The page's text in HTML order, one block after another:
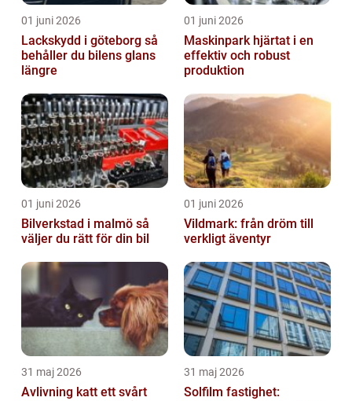
01 juni 2026
Lackskydd i göteborg så
behåller du bilens glans
längre
01 juni 2026
Maskinpark hjärtat i en
effektiv och robust
produktion
01 juni 2026
Bilverkstad i malmö så
väljer du rätt för din bil
01 juni 2026
Vildmark: från dröm till
verkligt äventyr
31 maj 2026
Avlivning katt ett svårt
31 maj 2026
Solfilm fastighet: